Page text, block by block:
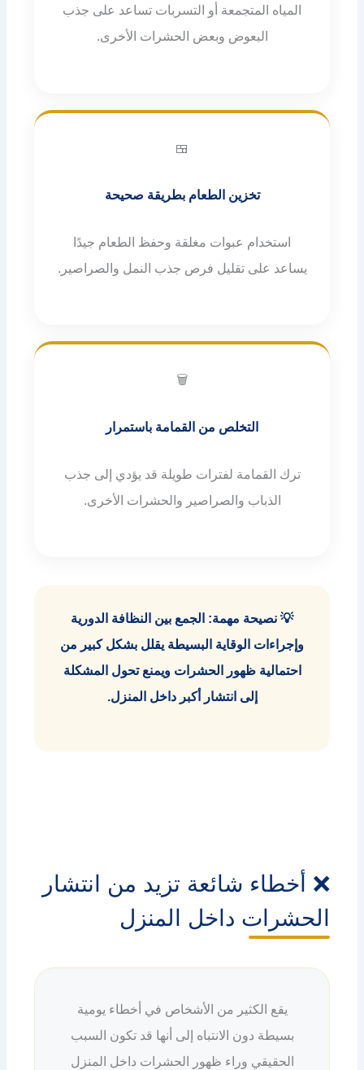
المياه المتجمعة أو التسربات تساعد على جذب
البعوض وبعض الحشرات الأخرى.
🍱
تخزين الطعام بطريقة صحيحة
استخدام عبوات مغلقة وحفظ الطعام جيدًا
يساعد على تقليل فرص جذب النمل والصراصير.
🗑️
التخلص من القمامة باستمرار
ترك القمامة لفترات طويلة قد يؤدي إلى جذب
الذباب والصراصير والحشرات الأخرى.
💡 نصيحة مهمة: الجمع بين النظافة الدورية
وإجراءات الوقاية البسيطة يقلل بشكل كبير من
احتمالية ظهور الحشرات ويمنع تحول المشكلة
إلى انتشار أكبر داخل المنزل.
❌ أخطاء شائعة تزيد من انتشار
الحشرات داخل المنزل
يقع الكثير من الأشخاص في أخطاء يومية
بسيطة دون الانتباه إلى أنها قد تكون السبب
الحقيقي وراء ظهور الحشرات داخل المنزل